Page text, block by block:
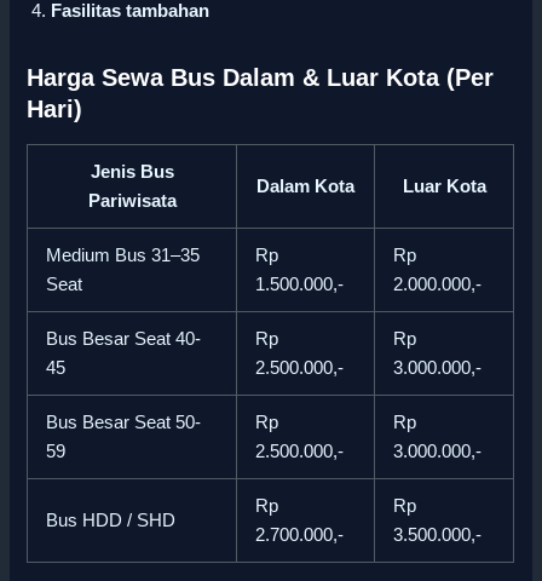
Fasilitas tambahan
Harga Sewa Bus Dalam & Luar Kota (Per
Hari)
Jenis Bus
Pariwisata
Dalam Kota Luar Kota
Medium Bus 31–35
Seat
Rp
1.500.000,-
Rp
2.000.000,-
Bus Besar Seat 40-
45
Rp
2.500.000,-
Rp
3.000.000,-
Bus Besar Seat 50-
59
Rp
2.500.000,-
Rp
3.000.000,-
Bus HDD / SHD
Rp
2.700.000,-
Rp
3.500.000,-